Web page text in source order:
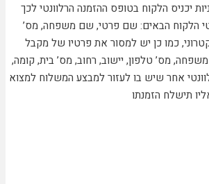
יכניס הלקוח בטופס ההזמנה הרלוונטי לכך
הלקוח הבאים: שם פרטי, שם משפחה, מס’
כמו כן יש למסור את פרטיו של מקבל
מס’ טלפון, יישוב, רחוב, מס’ בית, קומה,
אחר שיש בו לעזור למבצע המשלוח למצוא
תישלח הזמנתו